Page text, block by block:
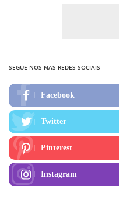
SEGUE-NOS NAS REDES SOCIAIS
Facebook
Twitter
Pinterest
Instagram